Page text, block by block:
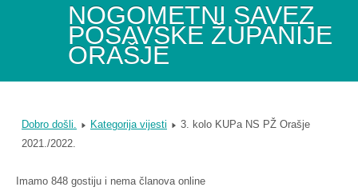
NOGOMETNI SAVEZ
POSAVSKE ŽUPANIJE
ORAŠJE
Dobro došli. Kategorija vijesti
3. kolo KUPa NS PŽ Orašje
2021./2022.
Imamo 848 gostiju i nema članova online